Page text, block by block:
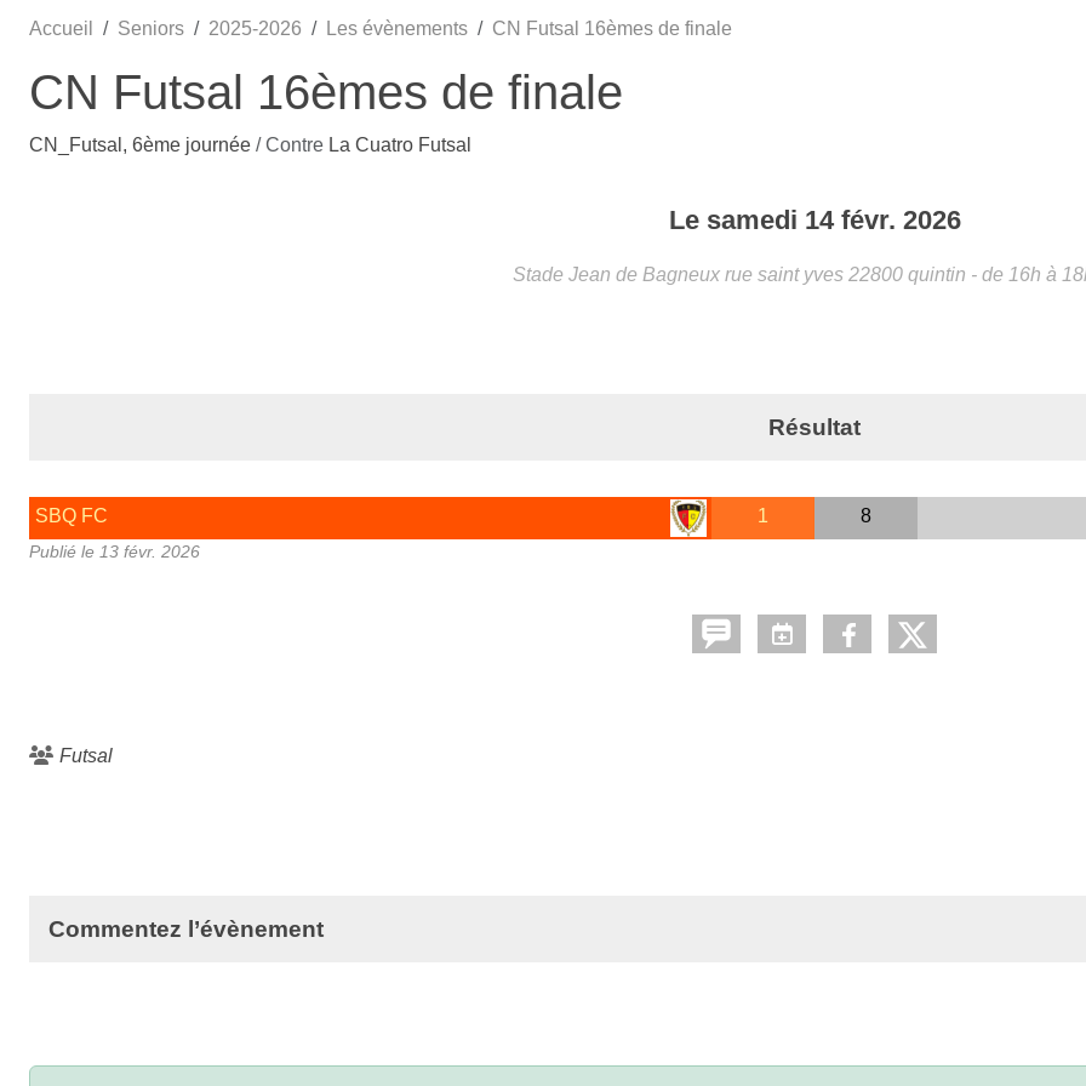
Accueil Seniors 2025-2026 Les évènements CN Futsal 16èmes de finale
CN Futsal 16èmes de finale
CN_Futsal, 6ème journée / Contre La Cuatro Futsal
Le samedi 14 févr. 2026
Stade Jean de Bagneux rue saint yves 22800 quintin - de 16h à
Résultat
SBQ FC 1 8
Publié le 13 févr. 2026
Futsal
Commentez l’évènement